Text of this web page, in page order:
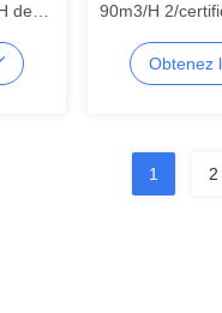
de
90m3/H 2/
CE de pompes
Obtenez
1 2